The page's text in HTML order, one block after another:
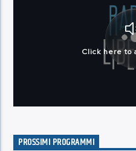
PROSSIMI PROGRAMMI